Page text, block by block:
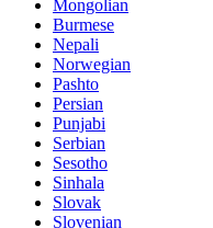
Mongolian
Burmese
Nepali
Norwegian
Pashto
Persian
Punjabi
Serbian
Sesotho
Sinhala
Slovak
Slovenian